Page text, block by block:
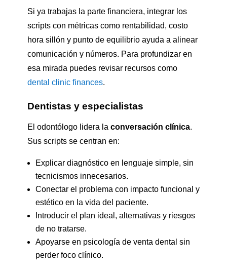
Si ya trabajas la parte financiera, integrar los
scripts con métricas como rentabilidad, costo
hora sillón y punto de equilibrio ayuda a alinear
comunicación y números. Para profundizar en
esa mirada puedes revisar recursos como
dental clinic finances.
Dentistas y especialistas
El odontólogo lidera la conversación clínica.
Sus scripts se centran en:
Explicar diagnóstico en lenguaje simple, sin
tecnicismos innecesarios.
Conectar el problema con impacto funcional y
estético en la vida del paciente.
Introducir el plan ideal, alternativas y riesgos
de no tratarse.
Apoyarse en psicología de venta dental sin
perder foco clínico.